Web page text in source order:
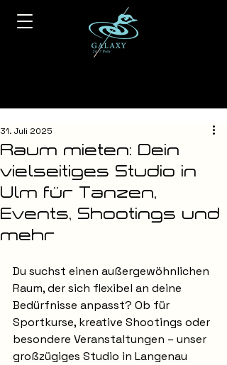
Raum mieten: Dein
vielseitiges Studio in
Ulm für Tanzen,
Events, Shootings und
mehr
31. Juli 2025
Du suchst einen außergewöhnlichen
Raum, der sich flexibel an deine
Bedürfnisse anpasst? Ob für
Sportkurse, kreative Shootings oder
besondere Veranstaltungen – unser
großzügiges Studio in Langenau